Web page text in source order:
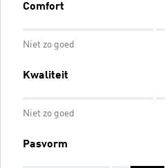
Comfort
Niet zo goed
Kwaliteit
Niet zo goed
Pasvorm